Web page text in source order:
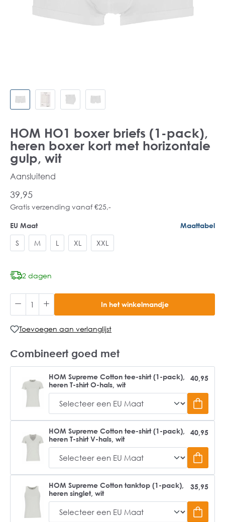
HOM HO1 boxer briefs (1-pack),
heren boxer kort met horizontale
gulp, wit
Aansluitend
39,95
Gratis verzending vanaf €25,-
EU Maat Maattabel
S M L XL XXL
2 dagen
In het winkelmandje
Toevoegen aan verlanglijst
Combineert goed met
HOM Supreme Cotton tee-shirt (1-pack),
heren T-shirt O-hals, wit
40,95
HOM Supreme Cotton tee-shirt (1-pack),
heren T-shirt V-hals, wit
40,95
HOM Supreme Cotton tanktop (1-pack),
heren singlet, wit
35,95